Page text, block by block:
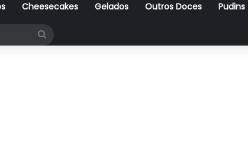
Cheesecakes Gelados Outros Doces Pudins